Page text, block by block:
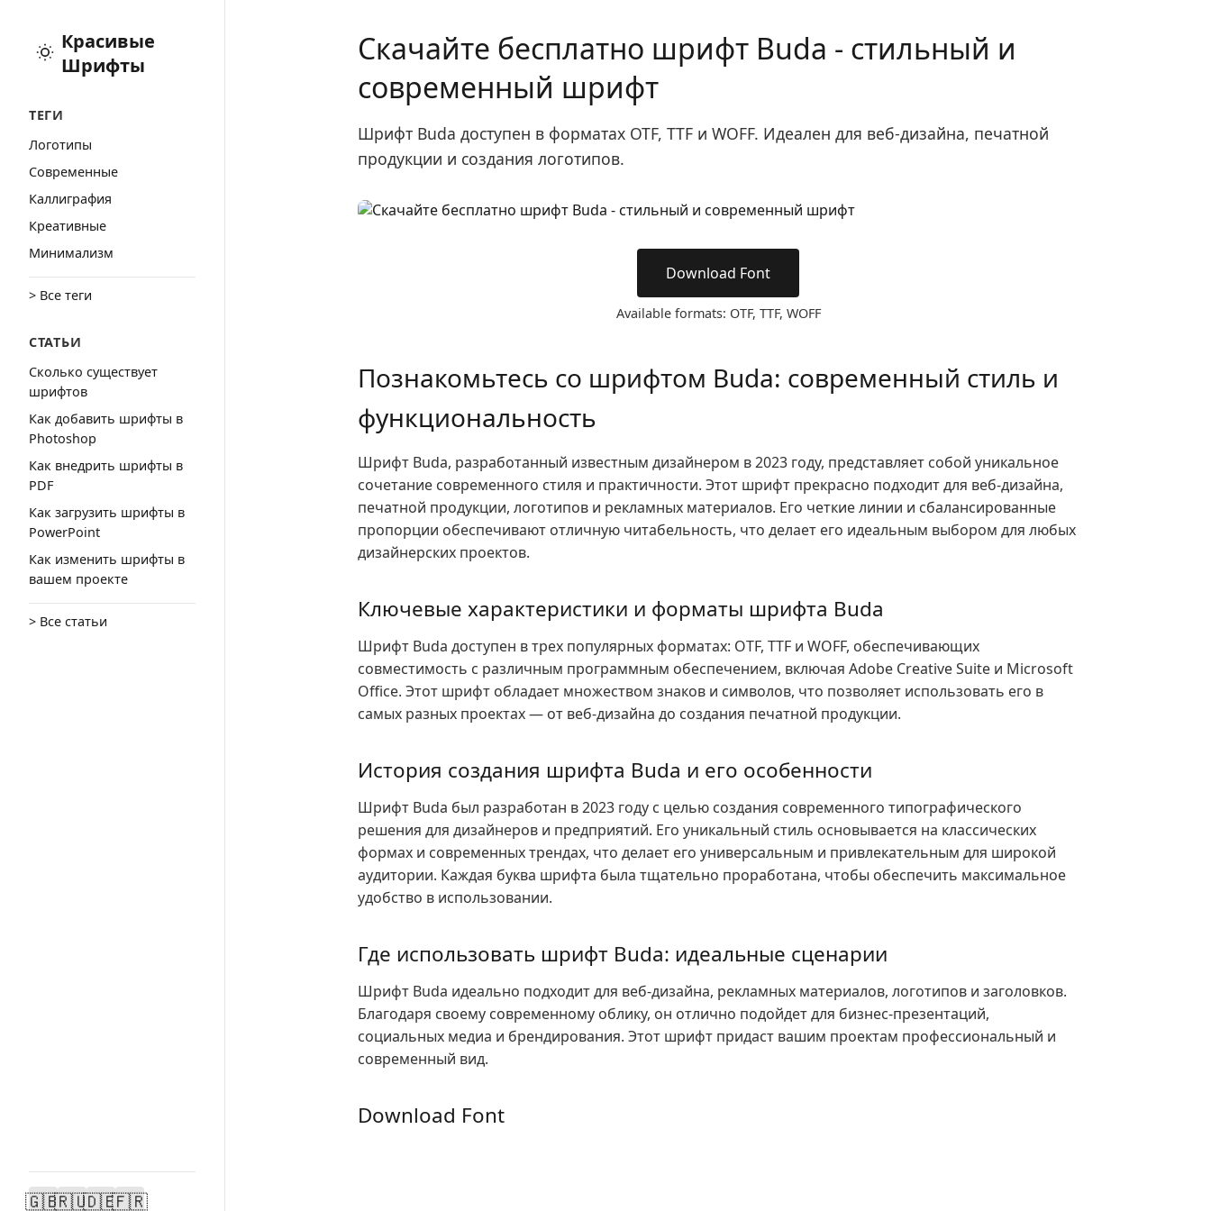
Красивые
Шрифты
ТЕГИ
Логотипы
Cовременные
Каллиграфия
Креативные
Минимализм
> Все теги
СТАТЬИ
Сколько существует
шрифтов
Как добавить шрифты в
Photoshop
Как внедрить шрифты в
PDF
Как загрузить шрифты в
PowerPoint
Как изменить шрифты в
вашем проекте
> Все статьи
🇬🇧🇷🇺🇩🇪🇫🇷
Скачайте бесплатно шрифт Buda - стильный и
современный шрифт
Шрифт Buda доступен в форматах OTF, TTF и WOFF. Идеален для веб-дизайна, печатной
продукции и создания логотипов.
Download Font
Available formats: OTF, TTF, WOFF
Познакомьтесь со шрифтом Buda: современный стиль и
функциональность
Шрифт Buda, разработанный известным дизайнером в 2023 году, представляет собой уникальное
сочетание современного стиля и практичности. Этот шрифт прекрасно подходит для веб-дизайна,
печатной продукции, логотипов и рекламных материалов. Его четкие линии и сбалансированные
пропорции обеспечивают отличную читабельность, что делает его идеальным выбором для любых
дизайнерских проектов.
Ключевые характеристики и форматы шрифта Buda
Шрифт Buda доступен в трех популярных форматах: OTF, TTF и WOFF, обеспечивающих
совместимость с различным программным обеспечением, включая Adobe Creative Suite и Microsoft
Office. Этот шрифт обладает множеством знаков и символов, что позволяет использовать его в
самых разных проектах — от веб-дизайна до создания печатной продукции.
История создания шрифта Buda и его особенности
Шрифт Buda был разработан в 2023 году с целью создания современного типографического
решения для дизайнеров и предприятий. Его уникальный стиль основывается на классических
формах и современных трендах, что делает его универсальным и привлекательным для широкой
аудитории. Каждая буква шрифта была тщательно проработана, чтобы обеспечить максимальное
удобство в использовании.
Где использовать шрифт Buda: идеальные сценарии
Шрифт Buda идеально подходит для веб-дизайна, рекламных материалов, логотипов и заголовков.
Благодаря своему современному облику, он отлично подойдет для бизнес-презентаций,
социальных медиа и брендирования. Этот шрифт придаст вашим проектам профессиональный и
современный вид.
Download Font